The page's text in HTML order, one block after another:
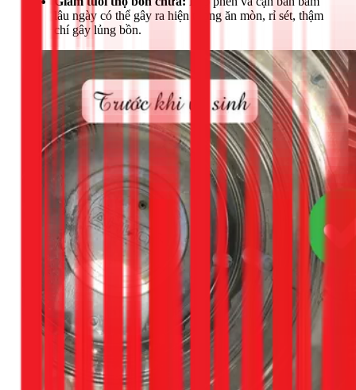
lâu ngày có thể gây ra hiện tượng ăn mòn, rỉ sét, thậm
chí gây lủng bồn.